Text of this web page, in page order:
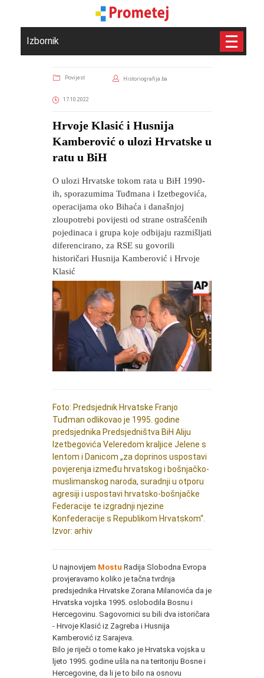
Izbornik
Povijest Historiografija.ba
17.10.2022
Hrvoje Klasić i Husnija
Kamberović o ulozi Hrvatske u
ratu u BiH
O ulozi Hrvatske tokom rata u BiH 1990-
ih, sporazumima Tuđmana i Izetbegovića,
operacijama oko Bihaća i današnjoj
zloupotrebi povijesti od strane ostrašćenih
pojedinaca i grupa koje odbijaju razmišljati
diferencirano, za RSE su govorili
historičari Husnija Kamberović i Hrvoje
Klasić
Foto: Predsjednik Hrvatske Franjo
Tuđman odlikovao je 1995. godine
predsjednika Predsjedništva BiH Aliju
Izetbegovića Veleredom kraljice Jelene s
lentom i Danicom „za doprinos uspostavi
povjerenja između hrvatskog i bošnjačko-
muslimanskog naroda, suradnji u otporu
agresiji i uspostavi hrvatsko-bošnjačke
Federacije te izgradnji njezine
Konfederacije s Republikom Hrvatskom“.
Izvor: arhiv
U najnovijem Mostu Radija Slobodna Evropa
provjeravamo koliko je tačna tvrdnja
predsjednika Hrvatske Zorana Milanovića da je
Hrvatska vojska 1995. oslobodila Bosnu i
Hercegovinu. Sagovornici su bili dva istoričara
- Hrvoje Klasić iz Zagreba i Husnija
Kamberović iz Sarajeva.
Bilo je riječi o tome kako je Hrvatska vojska u
ljeto 1995. godine ušla na na teritoriju Bosne i
Hercegovine, da li je to bilo na osnovu